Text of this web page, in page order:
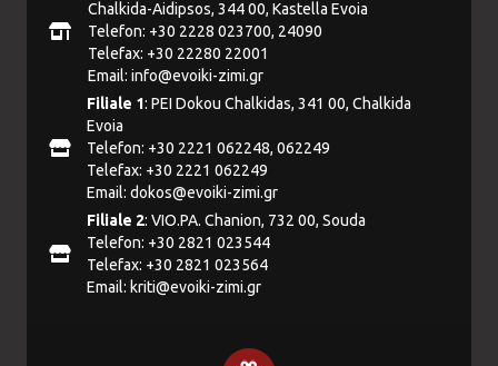
Chalkida-Aidipsos, 344 00, Kastella Evoia
Telefon: +30 2228 023700, 24090
Telefax: +30 22280 22001
Email: info@evoiki-zimi.gr
Filiale 1: PEI Dokou Chalkidas, 341 00, Chalkida
Evoia
Telefon: +30 2221 062248, 062249
Telefax: +30 2221 062249
Email: dokos@evoiki-zimi.gr
Filiale 2: VIO.PA. Chanion, 732 00, Souda
Telefon: +30 2821 023544
Telefax: +30 2821 023564
Email: kriti@evoiki-zimi.gr